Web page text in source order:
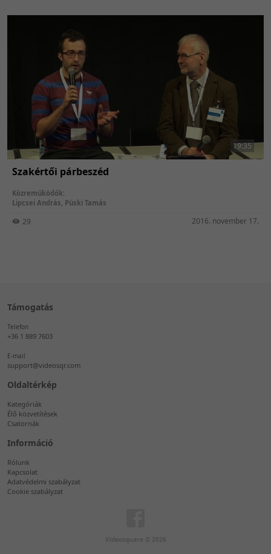
19:35
Szakértői párbeszéd
Közreműködők:
Lipcsei András, Püski Tamás
29 2016. november 17.
Támogatás
Telefon
+36 1 889 7603
E-mail
support@videosqr.com
Oldaltérkép
Kategóriák
Élő közvetítések
Csatornák
Információ
Rólunk
Kapcsolat
Adatvédelmi szabályzat
Cookie szabályzat